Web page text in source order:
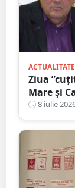
ACTUALITATE
Ziua
Mare și
pentru
8 iulie